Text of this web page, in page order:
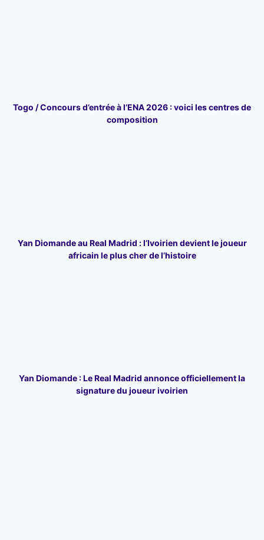
Togo / Concours d’entrée à l’ENA 2026 : voici les centres de
composition
Yan Diomande au Real Madrid : l’Ivoirien devient le joueur
africain le plus cher de l’histoire
Yan Diomande : Le Real Madrid annonce officiellement la
signature du joueur ivoirien